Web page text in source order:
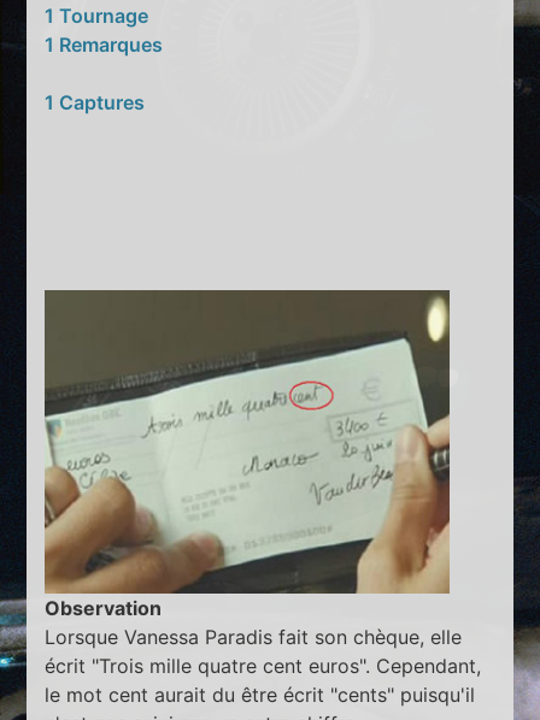
1 Tournage
1 Remarques
1 Captures
Observation
Lorsque Vanessa Paradis fait son chèque, elle
écrit "Trois mille quatre cent euros". Cependant,
le mot cent aurait du être écrit "cents" puisqu'il